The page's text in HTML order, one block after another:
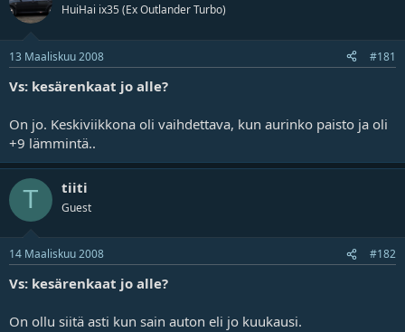
HuiHai ix35 (Ex Outlander Turbo)
13 Maaliskuu 2008 #181
Vs: kesärenkaat jo alle?
On jo. Keskiviikkona oli vaihdettava, kun aurinko paisto ja oli
+9 lämmintä..
T tiiti
Guest
14 Maaliskuu 2008 #182
Vs: kesärenkaat jo alle?
On ollu siitä asti kun sain auton eli jo kuukausi.